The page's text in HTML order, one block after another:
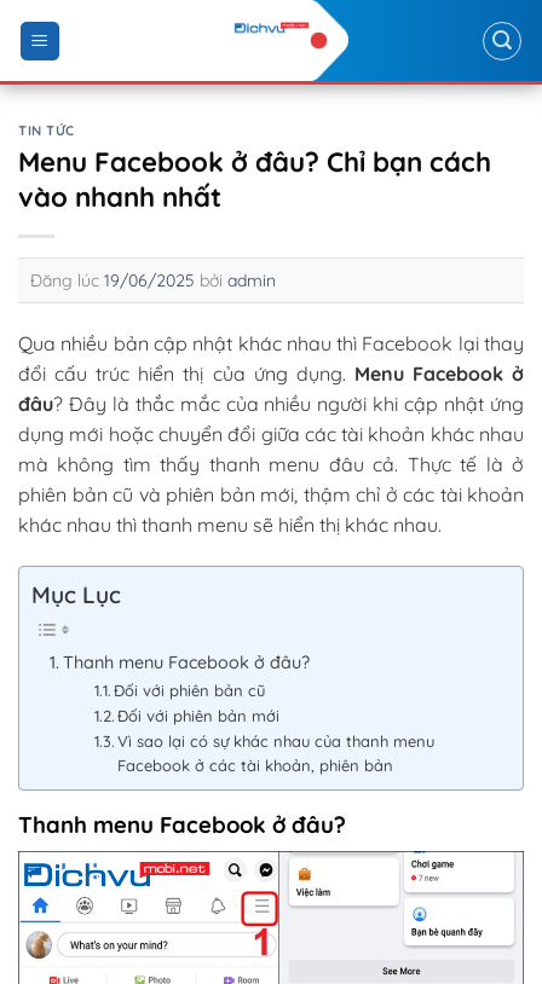
content
TIN TỨC
Menu Facebook ở đâu? Chỉ bạn cách
vào nhanh nhất
Đăng lúc 19/06/2025 bởi admin
Qua nhiều bản cập nhật khác nhau thì Facebook lại thay
đổi cấu trúc hiển thị của ứng dụng. Menu Facebook ở
đâu? Đây là thắc mắc của nhiều người khi cập nhật ứng
dụng mới hoặc chuyển đổi giữa các tài khoản khác nhau
mà không tìm thấy thanh menu đâu cả. Thực tế là ở
phiên bản cũ và phiên bản mới, thậm chỉ ở các tài khoản
khác nhau thì thanh menu sẽ hiển thị khác nhau.
Mục Lục
Thanh menu Facebook ở đâu?
Đối với phiên bản cũ
Đối với phiên bản mới
Vì sao lại có sự khác nhau của thanh menu
Facebook ở các tài khoản, phiên bản
Thanh menu Facebook ở đâu?